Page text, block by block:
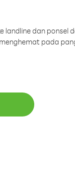
landline dan ponsel
pada